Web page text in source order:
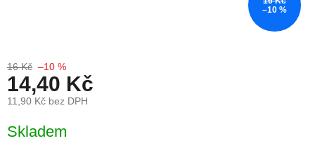
–10 %
16 Kč –10 %
14,40 Kč
11,90 Kč bez DPH
Skladem